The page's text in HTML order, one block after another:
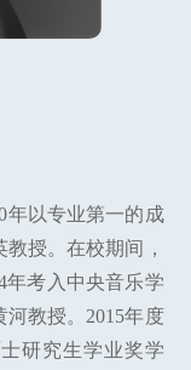
年以专业第一的成
授。在校期间，
年考入中央音乐学
教授。2015年度
研究生学业奖学